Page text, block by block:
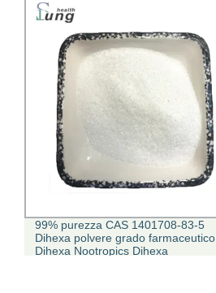
99% purezza CAS 1401708-83-5
Dihexa polvere grado farmaceutico
Dihexa Nootropics Dihexa